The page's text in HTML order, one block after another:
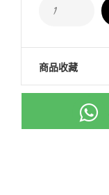
商品收藏